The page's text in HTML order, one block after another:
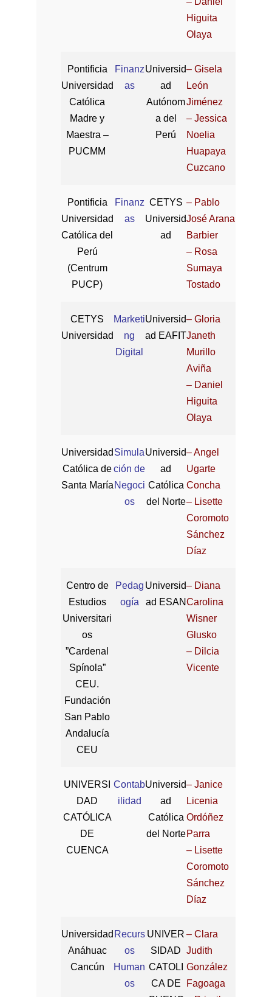
Higuita
Olaya
Pontificia
Universidad
Católica
Madre y
Maestra –
PUCMM
Finanz
as
Universid
ad
Autónom
a del
Perú
– Gisela
León
Jiménez
– Jessica
Noelia
Huapaya
Cuzcano
Pontificia
Universidad
Católica del
Perú
(Centrum
PUCP)
Finanz
as
CETYS
Universid
ad
– Pablo
José Arana
Barbier
– Rosa
Sumaya
Tostado
CETYS
Universidad
Marketi
ng
Digital
Universid
ad EAFIT
– Gloria
Janeth
Murillo
Aviña
– Daniel
Higuita
Olaya
Universidad
Católica de
Santa María
Simula
ción de
Negoci
os
Universid
ad
Católica
del Norte
– Angel
Ugarte
Concha
– Lisette
Coromoto
Sánchez
Díaz
Centro de
Estudios
Universitari
os
”Cardenal
Spínola”
CEU.
Fundación
San Pablo
Andalucía
CEU
Pedag
ogía
Universid
ad ESAN
– Diana
Carolina
Wisner
Glusko
– Dilcia
Vicente
UNIVERSI
DAD
CATÓLICA
DE
CUENCA
Contab
ilidad
Universid
ad
Católica
del Norte
– Janice
Licenia
Ordóñez
Parra
– Lisette
Coromoto
Sánchez
Díaz
Universidad
Anáhuac
Cancún
Recurs
os
Human
os
UNIVER
SIDAD
CATOLI
CA DE
– Clara
Judith
González
Fagoaga